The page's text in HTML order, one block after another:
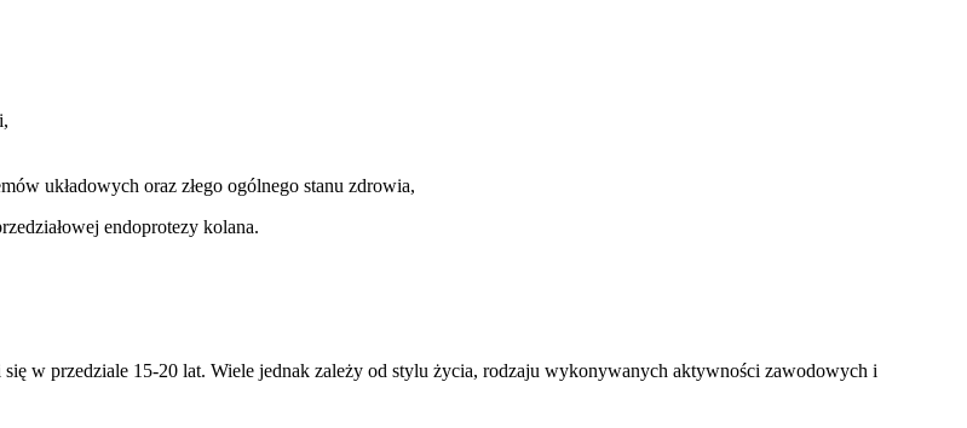
układowych oraz złego ogólnego stanu zdrowia,
endoprotezy kolana.
w przedziale 15-20 lat. Wiele jednak zależy od stylu życia, rodzaju wykonywanych aktywności zawodowych i